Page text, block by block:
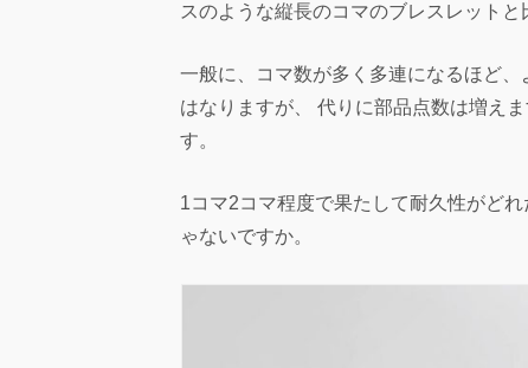
スのような縦長のコマのブレスレット
一般に、コマ数が多く多連になるほど
はなりますが、 代りに部品点数は増え
す。
1コマ2コマ程度で果たして耐久性がど
ゃないですか。